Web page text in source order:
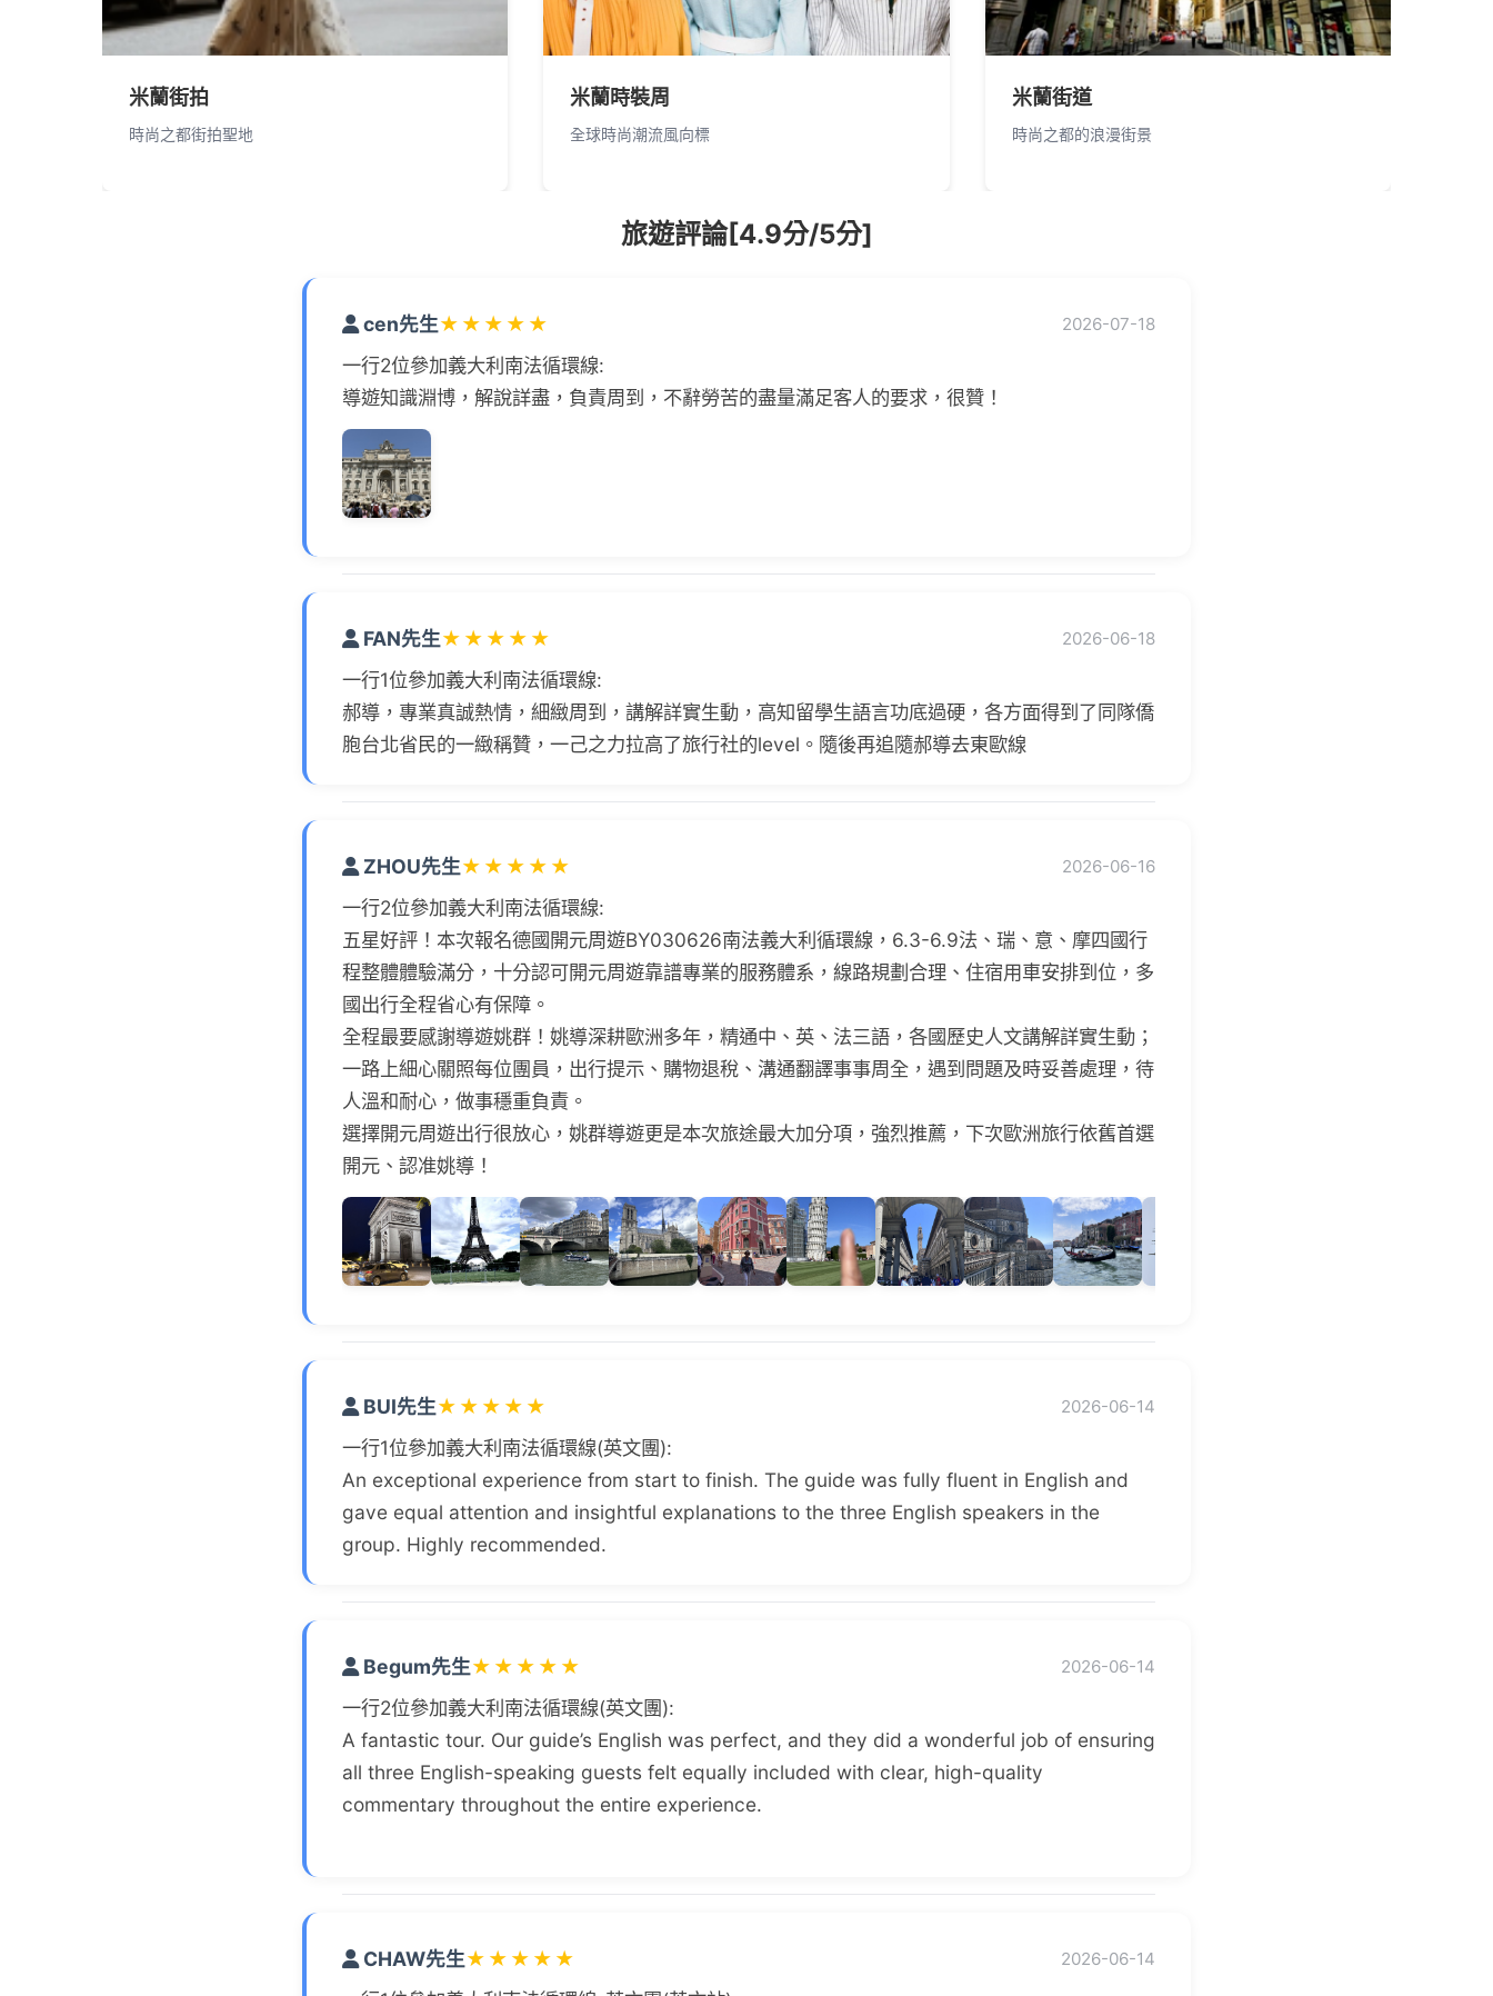
米蘭街拍
時尚之都街拍聖地
米蘭時裝周
全球時尚潮流風向標
米蘭街道
時尚之都的浪漫街景
旅遊評論[4.9分/5分]
cen先生★ ★ ★ ★ ★ 2026-07-18
一行2位參加義大利南法循環線:
導遊知識淵博，解說詳盡，負責周到，不辭勞苦的盡量滿足客人的要求，很贊！
FAN先生★ ★ ★ ★ ★ 2026-06-18
一行1位參加義大利南法循環線:
郝導，專業真誠熱情，細緻周到，講解詳實生動，高知留學生語言功底過硬，各方面得到了同隊僑
胞台北省民的一緻稱贊，一己之力拉高了旅行社的level。隨後再追隨郝導去東歐線
ZHOU先生★ ★ ★ ★ ★ 2026-06-16
一行2位參加義大利南法循環線:
五星好評！本次報名德國開元周遊BY030626南法義大利循環線，6.3-6.9法、瑞、意、摩四國行
程整體體驗滿分，十分認可開元周遊靠譜專業的服務體系，線路規劃合理、住宿用車安排到位，多
國出行全程省心有保障。
全程最要感謝導遊姚群！姚導深耕歐洲多年，精通中、英、法三語，各國歷史人文講解詳實生動；
一路上細心關照每位團員，出行提示、購物退稅、溝通翻譯事事周全，遇到問題及時妥善處理，待
人溫和耐心，做事穩重負責。
選擇開元周遊出行很放心，姚群導遊更是本次旅途最大加分項，強烈推薦，下次歐洲旅行依舊首選
開元、認准姚導！
BUI先生★ ★ ★ ★ ★ 2026-06-14
一行1位參加義大利南法循環線(英文團):
An exceptional experience from start to finish. The guide was fully fluent in English and
gave equal attention and insightful explanations to the three English speakers in the
group. Highly recommended.
Begum先生★ ★ ★ ★ ★ 2026-06-14
一行2位參加義大利南法循環線(英文團):
A fantastic tour. Our guide’s English was perfect, and they did a wonderful job of ensuring
all three English-speaking guests felt equally included with clear, high-quality
commentary throughout the entire experience.
CHAW先生★ ★ ★ ★ ★ 2026-06-14